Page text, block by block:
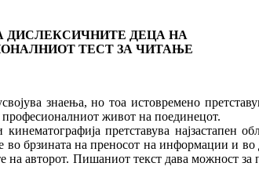
ДИСЛЕКСИЧНИТЕ ДЕЦА НА
ТЕСТ ЗА ЧИТАЊЕ
знаења, но тоа истовремено
живот на поединецот.
претставува
во брзината на преносот на информации и
авторот. Пишаниот текст дава можност